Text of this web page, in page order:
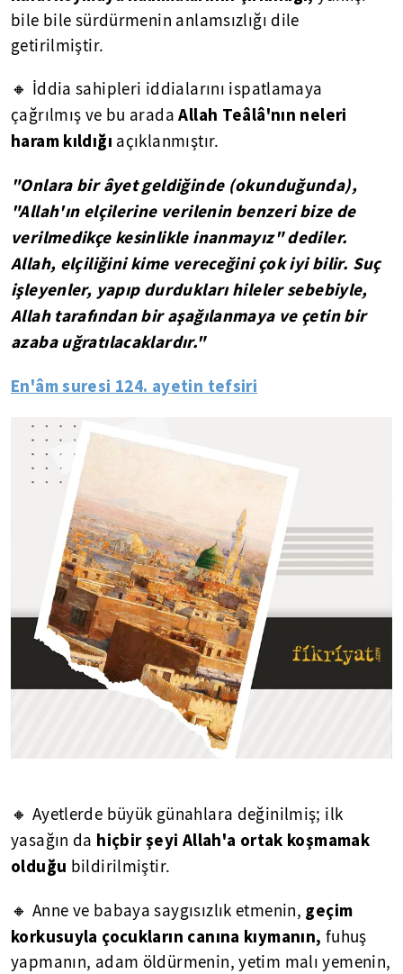
bile bile sürdürmenin anlamsızlığı dile
getirilmiştir.
🔸 İddia sahipleri iddialarını ispatlamaya
çağrılmış ve bu aradaAllah Teâlâ'nın neleri
haram kıldığı açıklanmıştır.
"Onlara bir âyet geldiğinde (okunduğunda),
"Allah'ın elçilerine verilenin benzeri bize de
verilmedikçe kesinlikle inanmayız" dediler.
Allah, elçiliğini kime vereceğini çok iyi bilir. Suç
işleyenler, yapıp durdukları hileler sebebiyle,
Allah tarafından bir aşağılanmaya ve çetin bir
azaba uğratılacaklardır."
En'âm suresi 124. ayetin tefsiri
🔸 Ayetlerde büyük günahlara değinilmiş; ilk
yasağın da hiçbir şeyi Allah'a ortak koşmamak
olduğu bildirilmiştir.
🔸 Anne ve babaya saygısızlık etmenin, geçim
korkusuyla çocukların canına kıymanın, fuhuş
yapmanın, adam öldürmenin, yetim malı yemenin,